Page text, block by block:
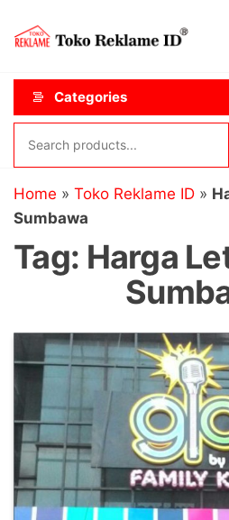
content
ID
Categories
Home » Toko Reklame ID »
Sumbawa
Tag: Harga